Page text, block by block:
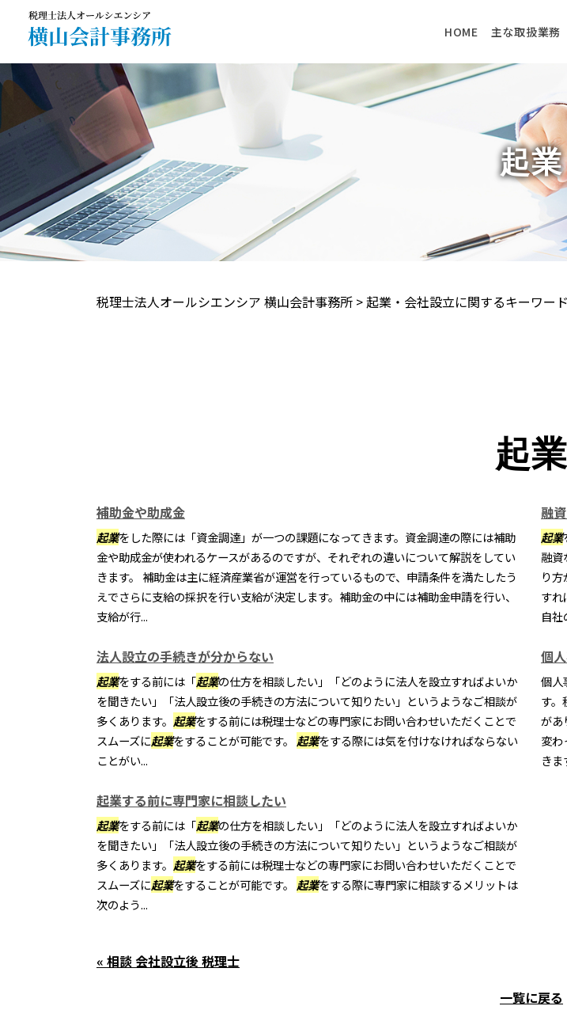
HOME 主な取扱業務
起業
税理士法人オールシエンシア 横山会計事務所 >起業・会社設立に関するキーワード
起業
補助金や助成金
起業をした際には「資金調達」が一つの課題になってきます。資金調達の際には補助
金や助成金が使われるケースがあるのですが、それぞれの違いについて解説をしてい
きます。 補助金は主に経済産業省が運営を行っているもので、申請条件を満たしたう
えでさらに支給の採択を行い支給が決定します。補助金の中には補助金申請を行い、
支給が行...
融
起業
融資
り
すれ
自社
法人設立の手続きが分からない
起業をする前には「起業の仕方を相談したい」「どのように法人を設立すればよいか
を聞きたい」「法人設立後の手続きの方法について知りたい」というようなご相談が
多くあります。 起業をする前には税理士などの専門家にお問い合わせいただくことで
スムーズに起業をすることが可能です。 起業をする際には気を付けなければならない
ことがい...
個
個人
す。
があ
変わ
きま
起業する前に専門家に相談したい
起業をする前には「起業の仕方を相談したい」「どのように法人を設立すればよいか
を聞きたい」「法人設立後の手続きの方法について知りたい」というようなご相談が
多くあります。 起業をする前には税理士などの専門家にお問い合わせいただくことで
スムーズに起業をすることが可能です。 起業をする際に専門家に相談するメリットは
次のよう...
« 相談 会社設立後 税理士
一覧に戻る